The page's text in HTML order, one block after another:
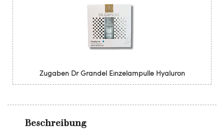
Beschreibung
Zugaben Dr Grandel Einzelampulle Hyaluron